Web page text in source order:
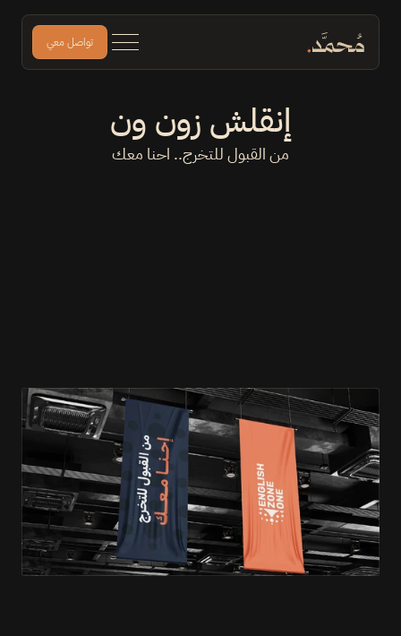
تواصل معي
إنقلش زون ون
من القبول للتخرج.. احنا معك